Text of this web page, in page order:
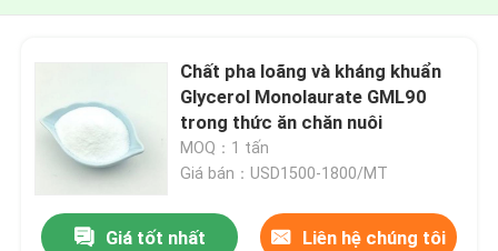
Chất pha loãng và kháng khuẩn
Glycerol Monolaurate GML90
trong thức ăn chăn nuôi
MOQ：1 tấn
Giá bán：USD1500-1800/MT
Giá tốt nhất Liên hệ chúng tôi